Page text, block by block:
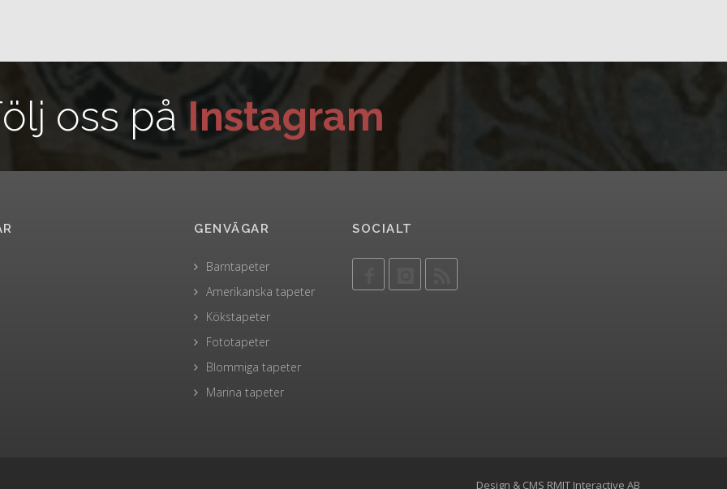
oss på Instagram
GENVÄGAR
Barntapeter
Amerikanska tapeter
Kökstapeter
Fototapeter
Blommiga tapeter
Marina tapeter
SOCIALT
Design & CMS RMIT Interactive AB